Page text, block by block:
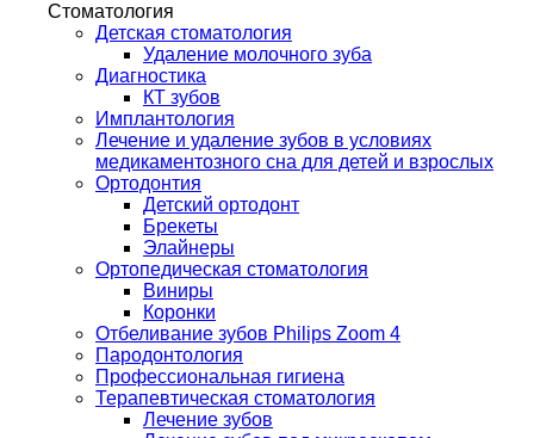
Стоматология
Детская стоматология
Удаление молочного зуба
Диагностика
КТ зубов
Имплантология
Лечение и удаление зубов в условиях
медикаментозного сна для детей и взрослых
Ортодонтия
Детский ортодонт
Брекеты
Элайнеры
Ортопедическая стоматология
Виниры
Коронки
Отбеливание зубов Philips Zoom 4
Пародонтология
Профессиональная гигиена
Терапевтическая стоматология
Лечение зубов